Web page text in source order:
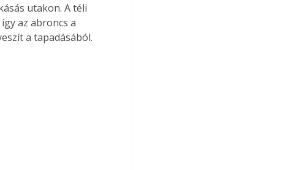
utakon. A téli
az abroncs a
a tapadásából.